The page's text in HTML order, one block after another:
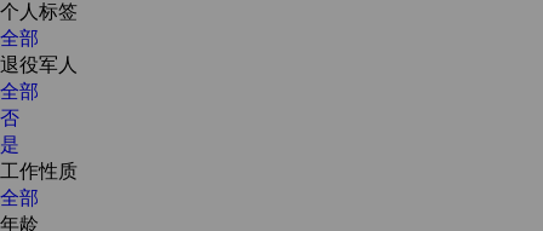
个人标签
全部
退役军人
全部
否
是
工作性质
全部
年龄